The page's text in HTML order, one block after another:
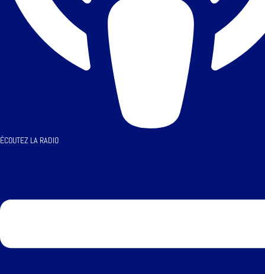
ÉCOUTEZ LA RADIO